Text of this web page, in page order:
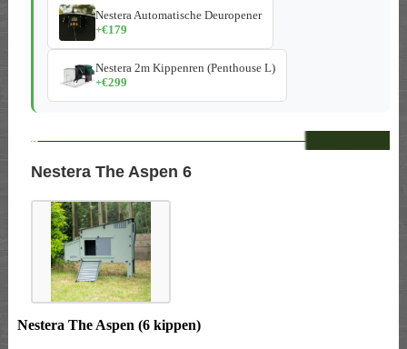
Nestera Automatische Deuropener
+€179
Nestera 2m Kippenren (Penthouse L)
+€299
--
Nestera The Aspen 6
Nestera The Aspen (6 kippen)